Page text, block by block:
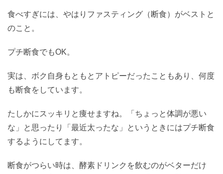
食べすぎには、やはりファスティング（断食）がベストと
のこと。
プチ断食でもOK。
実は、ボク自身もともとアトピーだったこともあり、何度
も断食をしています。
たしかにスッキリと痩せますね。「ちょっと体調が悪い
な」と思ったり「最近太ったな」というときにはプチ断食
するようにしてます。
断食がつらい時は、酵素ドリンクを飲むのがベターだけ